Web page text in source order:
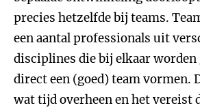
precies hetzelfde bij teams.
een aantal professionals uit
disciplines die bij elkaar
direct een (goed) team vormen.
wat tijd overheen en het vereist